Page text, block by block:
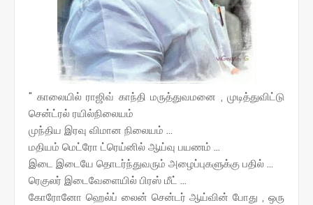
" காலையில் ராஜிவ் காந்தி மருத்துவமனை , முடித்துவிட்டு
சென்ட்ரல் ரயில்நிலையம்
முந்திய இரவு விமான நிலையம் ...
மதியம் மெட்ரோ ட்ரெய்னில் ஆய்வு பயணம் ...
இடை இடையே தொடர்ந்துவரும் அழைப்புகளுக்கு பதில் ...
ரெகுலர் இடைவேளையில் பிரஸ் மீட் ...
கோரோனோ ஹெல்ப் லைன் சென்டர் ஆய்வின் போது , ஒரு